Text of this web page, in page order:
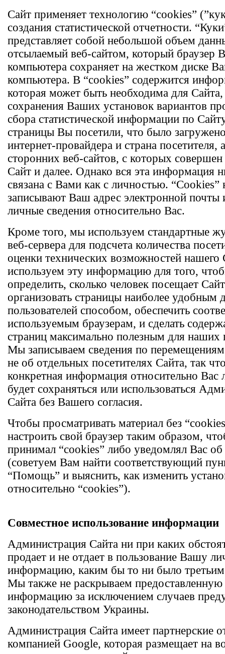
Сайт применяет технологию “cookies”
создания статистической отчетности.
представляет собой небольшой объем
отсылаемый веб-сайтом, который браузер
компьютера сохраняет на жестком диске
компьютера. В “cookies” содержится
которая может быть необходима для
сохранения Ваших установок вариантов
сбора статистической информации по
страницы Вы посетили, что было
интернет-провайдера и страна посетителя,
сторонних веб-сайтов, с которых совершен
Сайт и далее. Однако вся эта информация
связана с Вами как с личностью. “Cookies”
записывают Ваш адрес электронной почты
личные сведения относительно Вас.
Кроме того, мы используем стандартные
веб-сервера для подсчета количества
оценки технических возможностей
используем эту информацию для того,
определить, сколько человек посещает
организовать страницы наиболее удобным
пользователей способом, обеспечить
используемым браузерам, и сделать
страниц максимально полезным для наших
Мы записываем сведения по
не об отдельных посетителях Сайта, так
конкретная информация относительно Вас
будет сохраняться или использоваться
Сайта без Вашего согласия.
Чтобы просматривать материал без
настроить свой браузер таким образом,
принимал “cookies” либо уведомлял Вас
(советуем Вам найти соответствующий
“Помощь” и выяснить, как изменить
относительно “cookies”).
Совместное использование информации
Администрация Сайта ни при каких
продает и не отдает в пользование Вашу
информацию, каким бы то ни было
Мы также не раскрываем
информацию за исключением случаев
законодательством Украины.
Администрация Сайта имеет партнерские
компанией Google, которая размещает на